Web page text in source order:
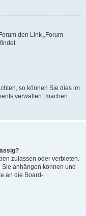
den Link „Forum
so können Sie dies im
verwalten“ machen.
zulassen oder verbieten.
anhängen können und
an die Board-